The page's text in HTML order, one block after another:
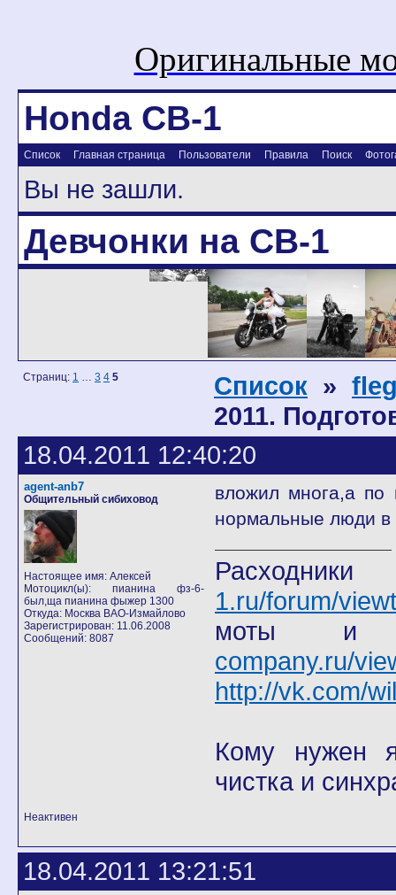
Оригинальные
Honda CB-1
Список Главная страница Пользователи Правила Поиск
Вы не зашли.
Девчонки на CB-1
Страниц: 1 … 3 4 5 Список »
2011.
18.04.2011 12:40:20
agent-anb7
Общительный сибиховод
Настоящее имя: Алексей
Мотоцикл(ы): пианина фз-6-
был,ща пианина фыжер 1300
Откуда: Москва ВАО-Измайлово
Зарегистрирован: 11.06.2008
Сообщений: 8087
вложил многа,а по
нормальные люди в
1.ru/forum/
company.ru/
http://vk.com/
Кому нужен
чистка и
Неактивен
18.04.2011 13:21:51